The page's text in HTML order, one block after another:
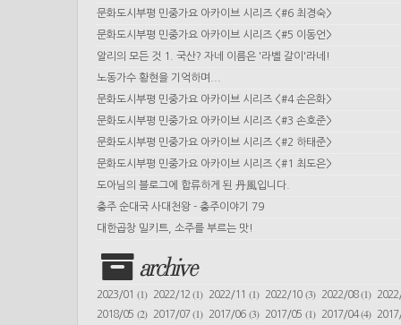
문화도시부평 민중가요 아카이브 시리즈 <#6 최경숙>
문화도시부평 민중가요 아카이브 시리즈 <#5 이동언>
알리의 모든 것 1. 국산? 자네 이름은 '라벨 갈이'라네!
노동가수 황현을 기억하며...
문화도시부평 민중가요 아카이브 시리즈 <#4 손은화>
문화도시부평 민중가요 아카이브 시리즈 <#3 손호준>
문화도시부평 민중가요 아카이브 시리즈 <#2 하태준>
문화도시부평 민중가요 아카이브 시리즈 <#1 최도은>
도아님의 블로그에 합류하게 된 丹風입니다.
충주 순대국 사대천왕 - 충주이야기 79
대한곱창 밀키트, 소주를 부르는 맛!
archive
2023/01 (1) 2022/12(1) 2022/11(1) 2022/10 (3) 2022/08(1)
2018/05 (2) 2017/07(1) 2017/06(3) 2017/05 (1) 2017/04(4)